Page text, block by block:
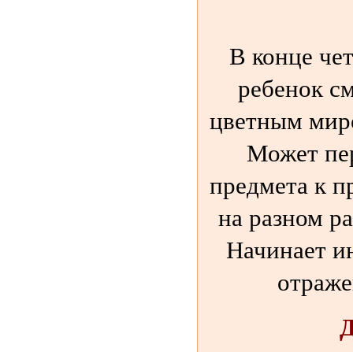
В конце
ребенок
цветным
Может
предмета к
на разном
Начинает